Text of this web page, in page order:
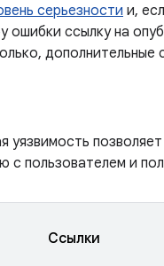
серьезности и,
ошибки ссылку на
дополнительные
уязвимость
с пользователем и
Ссылки